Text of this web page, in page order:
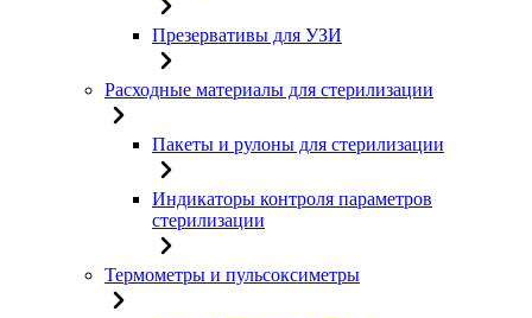
Презервативы для УЗИ
Расходные материалы для стерилизации
Пакеты и рулоны для стерилизации
Индикаторы контроля параметров
стерилизации
Термометры и пульсоксиметры